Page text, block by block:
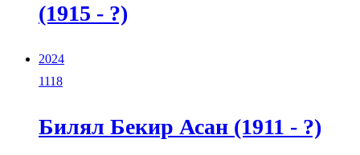
(1915 - ?)
2024
1118
Билял Бекир Асан (1911 - ?)